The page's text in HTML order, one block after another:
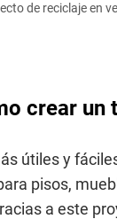
de reciclaje en
crear un
útiles y
pisos,
a este